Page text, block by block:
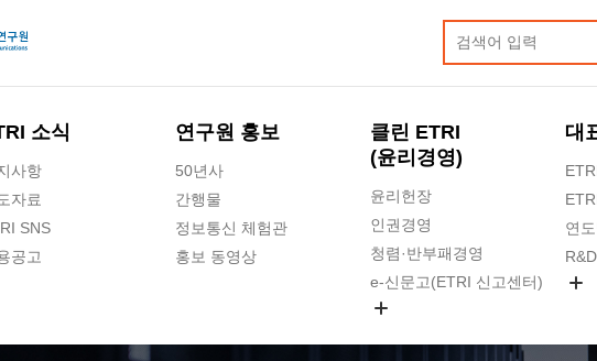
소식
사항
자료
SNS
공고
연구원 홍보
50년사
간행물
정보통신 체험관
홍보 동영상
클린 ETRI
(윤리경영)
윤리헌장
인권경영
청렴·반부패경영
e-신문고(ETRI 신고센터)
대
연